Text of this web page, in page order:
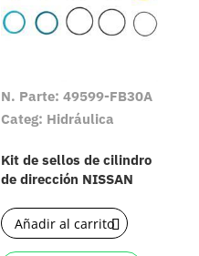
N. Parte: 49599-FB30A
Categ: Hidráulica
Kit de sellos de cilindro
de dirección NISSAN
Añadir al carrito